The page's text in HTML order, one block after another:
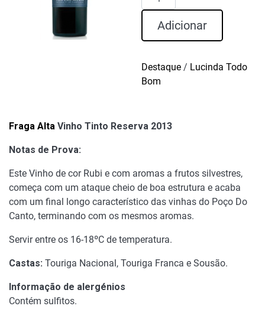
de
Fraga
Tinto
Reserva
Adicionar
Destaque / Lucinda Todo
Bom
Fraga Alta Vinho Tinto Reserva 2013
Notas de Prova:
Este Vinho de cor Rubi e com aromas a frutos silvestres,
começa com um ataque cheio de boa estrutura e acaba
com um final longo característico das vinhas do Poço Do
Canto, terminando com os mesmos aromas.
Servir entre os 16-18ºC de temperatura.
Castas: Touriga Nacional, Touriga Franca e Sousão.
Informação de alergénios
Contém sulfitos.